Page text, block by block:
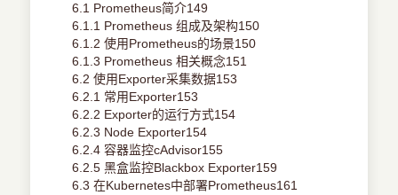
6.1 Prometheus简介149
6.1.1 Prometheus 组成及架构150
6.1.2 使用Prometheus的场景150
6.1.3 Prometheus 相关概念151
6.2 使用Exporter采集数据153
6.2.1 常用Exporter153
6.2.2 Exporter的运行方式154
6.2.3 Node Exporter154
6.2.4 容器监控cAdvisor155
6.2.5 黑盒监控Blackbox Exporter159
6.3 在Kubernetes中部署Prometheus161